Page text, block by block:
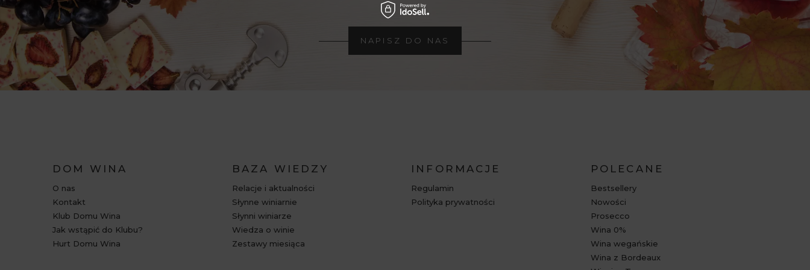
NAPISZ DO NAS
DOM WINA
O nas
Kontakt
Klub Domu Wina
Jak wstąpić do Klubu?
Hurt Domu Wina
BAZA WIEDZY
Relacje i aktualności
Słynne winiarnie
Słynni winiarze
Wiedza o winie
Zestawy miesiąca
INFORMACJE
Regulamin
Polityka prywatności
POLECANE
Bestsellery
Nowości
Prosecco
Wina 0%
Wina wegańskie
Wina z Bordeaux